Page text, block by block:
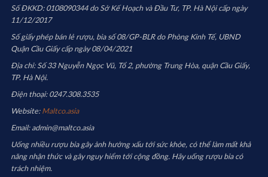
Số ĐKKD: 0108090344 do Sở Kế Hoạch và Đầu Tư, TP. Hà Nội cấp ngày
11/12/2017
Số giấy phép bán lẻ rượu, bia số 08/GP-BLR do Phòng Kinh Tế, UBND
Quận Cầu Giấy cấp ngày 08/04/2021
Địa chỉ: Số 33 Nguyễn Ngọc Vũ, Tổ 2, phường Trung Hòa, quận Cầu Giấy,
TP. Hà Nội.
Điện thoại: 0247.308.3535
Website: Maltco.asia
Email: admin@maltco.asia
Uống nhiều rượu bia gây ảnh hưởng xấu tới sức khỏe, có thể làm mất khả
năng nhận thức và gây nguy hiểm tới cộng đồng. Hãy uống rượu bia có
trách nhiệm.